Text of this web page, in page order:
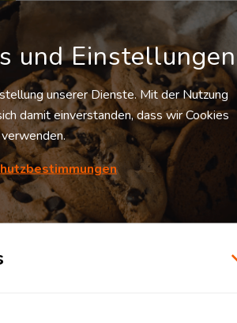
und Einstellungen
unserer Dienste. Mit der Nutzung
damit einverstanden, dass wir Cookies
verwenden.